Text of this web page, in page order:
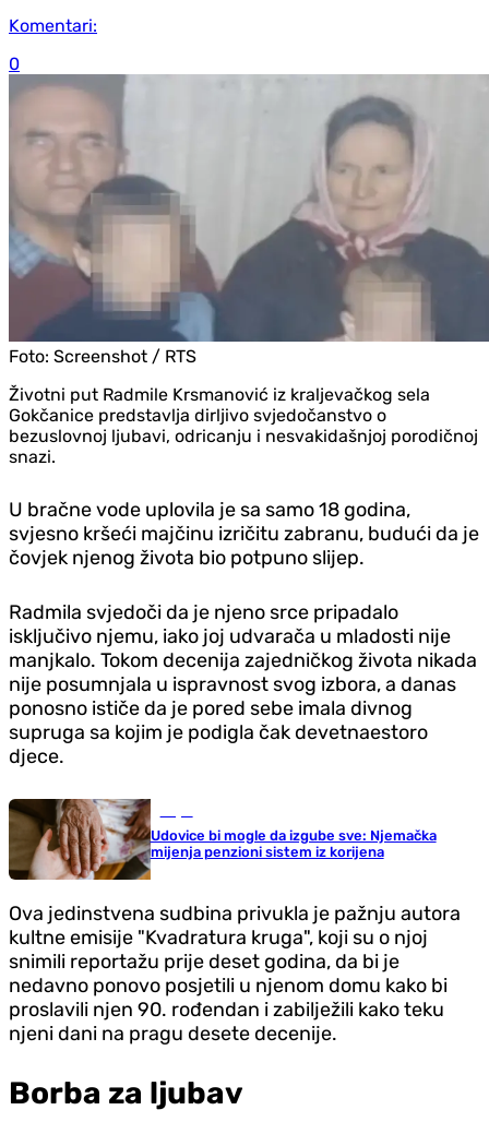
Komentari:
0
Foto: Screenshot / RTS
Životni put Radmile Krsmanović iz kraljevačkog sela
Gokčanice predstavlja dirljivo svjedočanstvo o
bezuslovnoj ljubavi, odricanju i nesvakidašnjoj porodičnoj
snazi.
U bračne vode uplovila je sa samo 18 godina,
svjesno kršeći majčinu izričitu zabranu, budući da je
čovjek njenog života bio potpuno slijep.
Radmila svjedoči da je njeno srce pripadalo
isključivo njemu, iako joj udvarača u mladosti nije
manjkalo. Tokom decenija zajedničkog života nikada
nije posumnjala u ispravnost svog izbora, a danas
ponosno ističe da je pored sebe imala divnog
supruga sa kojim je podigla čak devetnaestoro
djece.
Udovice bi mogle da izgube sve: Njemačka
mijenja penzioni sistem iz korijena
Ova jedinstvena sudbina privukla je pažnju autora
kultne emisije "Kvadratura kruga", koji su o njoj
snimili reportažu prije deset godina, da bi je
nedavno ponovo posjetili u njenom domu kako bi
proslavili njen 90. rođendan i zabilježili kako teku
njeni dani na pragu desete decenije.
Borba za ljubav